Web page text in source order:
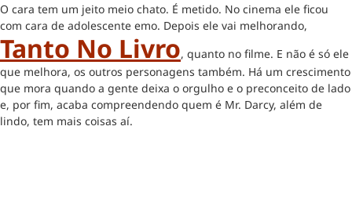
O cara tem um jeito meio chato. É metido. No cinema ele ficou
com cara de adolescente emo. Depois ele vai melhorando,
Tanto No Livro, quanto no filme. E não é só ele
que melhora, os outros personagens também. Há um crescimento
que mora quando a gente deixa o orgulho e o preconceito de lado
e, por fim, acaba compreendendo quem é Mr. Darcy, além de
lindo, tem mais coisas aí.